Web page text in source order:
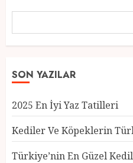
SON YAZILAR
2025 En İyi Yaz Tatilleri
Kediler Ve Köpeklerin
Türkiye’nin En Güzel